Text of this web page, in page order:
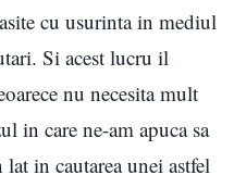
cu usurinta in mediul
Si acest lucru il
nu necesita mult
in care ne-am apuca sa
in cautarea unei astfel